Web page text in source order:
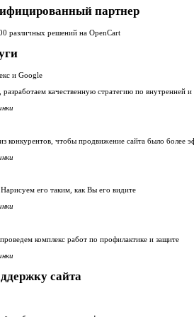
сроки
команда, у нас нет системы
технические директора и
стабильность вашего сайта
системам мониторинга,